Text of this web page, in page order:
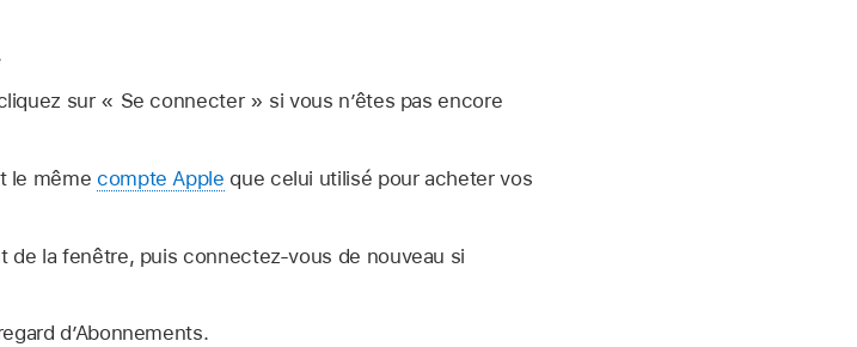
sur « Se connecter » si vous nʼêtes pas encore
le même compte Apple que celui utilisé pour acheter vos
de la fenêtre, puis connectez-vous de nouveau si
dʼAbonnements.